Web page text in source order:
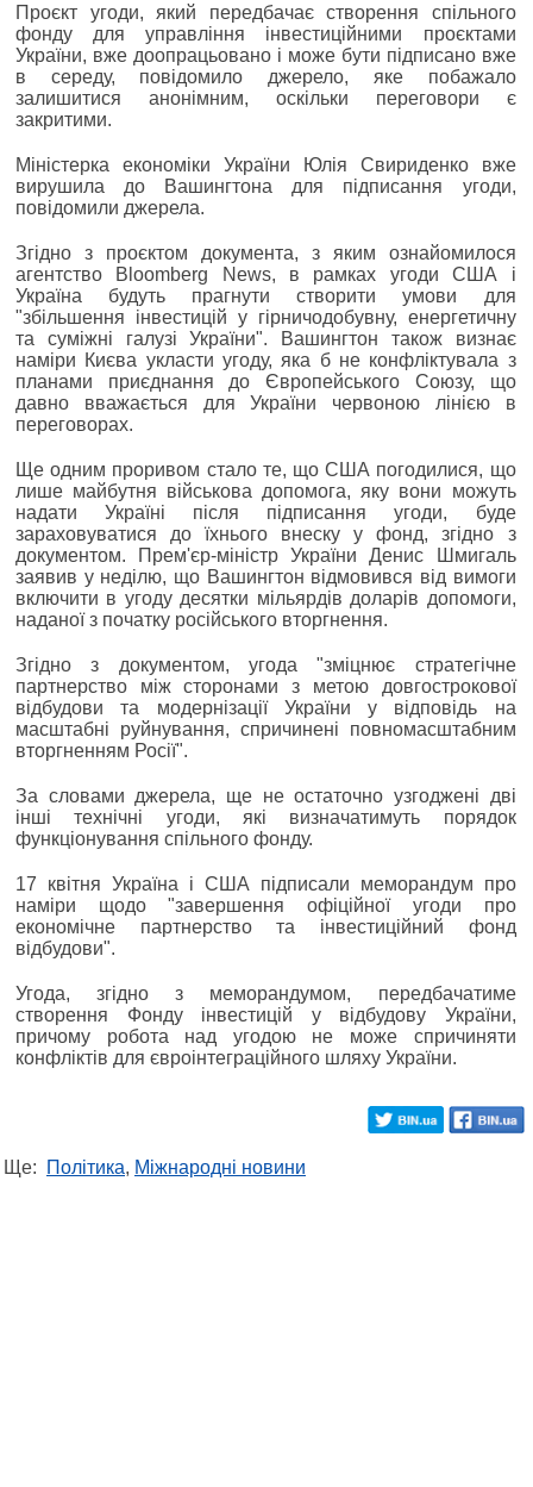
Проєкт угоди, який передбачає створення спільного
фонду для управління інвестиційними проєктами
України, вже доопрацьовано і може бути підписано вже
в середу, повідомило джерело, яке побажало
залишитися анонімним, оскільки переговори є
закритими.
Міністерка економіки України Юлія Свириденко вже
вирушила до Вашингтона для підписання угоди,
повідомили джерела.
Згідно з проєктом документа, з яким ознайомилося
агентство Bloomberg News, в рамках угоди США і
Україна будуть прагнути створити умови для
"збільшення інвестицій у гірничодобувну, енергетичну
та суміжні галузі України". Вашингтон також визнає
наміри Києва укласти угоду, яка б не конфліктувала з
планами приєднання до Європейського Союзу, що
давно вважається для України червоною лінією в
переговорах.
Ще одним проривом стало те, що США погодилися, що
лише майбутня військова допомога, яку вони можуть
надати Україні після підписання угоди, буде
зараховуватися до їхнього внеску у фонд, згідно з
документом. Прем'єр-міністр України Денис Шмигаль
заявив у неділю, що Вашингтон відмовився від вимоги
включити в угоду десятки мільярдів доларів допомоги,
наданої з початку російського вторгнення.
Згідно з документом, угода "зміцнює стратегічне
партнерство між сторонами з метою довгострокової
відбудови та модернізації України у відповідь на
масштабні руйнування, спричинені повномасштабним
вторгненням Росії".
За словами джерела, ще не остаточно узгоджені дві
інші технічні угоди, які визначатимуть порядок
функціонування спільного фонду.
17 квітня Україна і США підписали меморандум про
наміри щодо "завершення офіційної угоди про
економічне партнерство та інвестиційний фонд
відбудови".
Угода, згідно з меморандумом, передбачатиме
створення Фонду інвестицій у відбудову України,
причому робота над угодою не може спричиняти
конфліктів для євроінтеграційного шляху України.
Ще: Політика, Міжнародні новини